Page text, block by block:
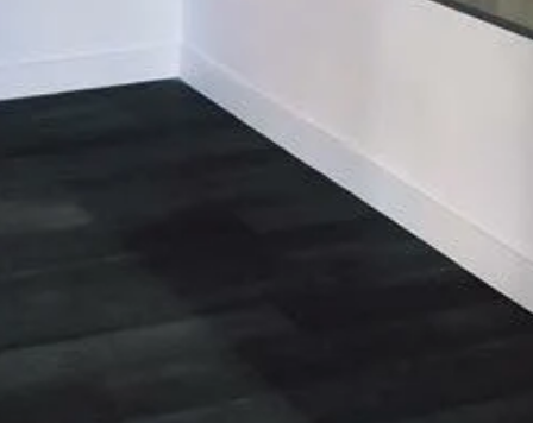
04 90 66 78 79
optiquemorelmonteux@gmail.com